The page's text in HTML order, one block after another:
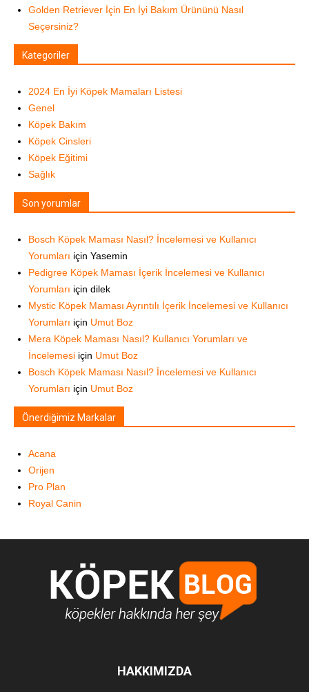
Golden Retriever İçin En İyi Bakım Ürününü Nasıl
Seçersiniz?
Kategoriler
2024 En İyi Köpek Mamaları Listesi
Genel
Köpek Bakım
Köpek Cinsleri
Köpek Eğitimi
Sağlık
Son yorumlar
Bosch Köpek Maması Nasıl? İncelemesi ve Kullanıcı
Yorumları için Yasemin
Pedigree Köpek Maması İçerik İncelemesi ve Kullanıcı
Yorumları için dilek
Mystic Köpek Maması Ayrıntılı İçerik İncelemesi ve Kullanıcı
Yorumları için Umut Boz
Mera Köpek Maması Nasıl? Kullanıcı Yorumları ve
İncelemesi için Umut Boz
Bosch Köpek Maması Nasıl? İncelemesi ve Kullanıcı
Yorumları için Umut Boz
Önerdiğimiz Markalar
Acana
Orijen
Pro Plan
Royal Canin
HAKKIMIZDA